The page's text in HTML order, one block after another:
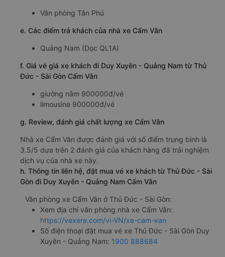
Văn phòng Tân Phú
e. Các điểm trả khách của nhà xe Cẩm Vân
Quảng Nam (Dọc QL1A)
f. Giá vé giá xe khách đi Duy Xuyên - Quảng Nam từ Thủ
Đức - Sài Gòn Cẩm Vân
giường nằm 900000đ/vé
limousine 900000đ/vé
g. Review, đánh giá chất lượng xe Cẩm Vân
Nhà xe Cẩm Vân được đánh giá với số điểm trung bình là
3.5/5 dựa trên 2 đánh giá của khách hàng đã trải nghiệm
dịch vụ của nhà xe này.
h. Thông tin liên hệ, đặt mua vé xe khách từ Thủ Đức - Sài
Gòn đi Duy Xuyên - Quảng Nam Cẩm Vân
Văn phòng xe Cẩm Vân ở Thủ Đức - Sài Gòn:
Xem địa chỉ văn phòng nhà xe Cẩm Vân:
https://vexere.com/vi-VN/xe-cam-van
Số điện thoại đặt mua vé xe Thủ Đức - Sài Gòn Duy
Xuyên - Quảng Nam: 1900 888684